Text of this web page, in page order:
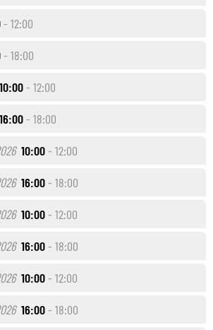
- 12:00
- 18:00
10:00- 12:00
16:00- 18:00
10:00- 12:00
16:00- 18:00
10:00- 12:00
16:00- 18:00
10:00- 12:00
16:00- 18:00